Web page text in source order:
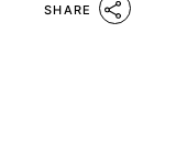
SHARE